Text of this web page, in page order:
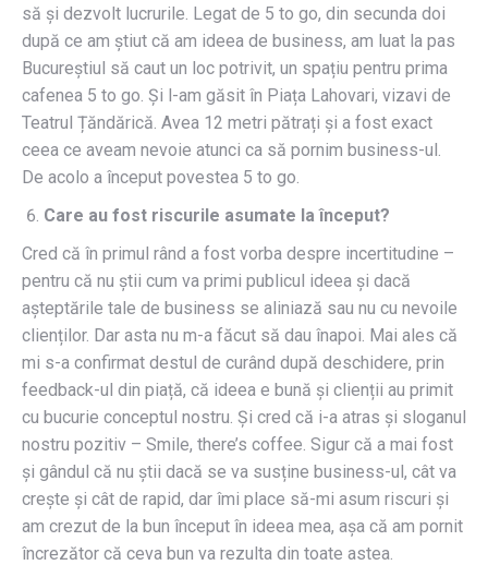
să și dezvolt lucrurile. Legat de 5 to go, din secunda doi
după ce am știut că am ideea de business, am luat la pas
Bucureștiul să caut un loc potrivit, un spațiu pentru prima
cafenea 5 to go. Și l-am găsit în Piața Lahovari, vizavi de
Teatrul Țăndărică. Avea 12 metri pătrați și a fost exact
ceea ce aveam nevoie atunci ca să pornim business-ul.
De acolo a început povestea 5 to go.
Care au fost riscurile asumate la început?
Cred că în primul rând a fost vorba despre incertitudine –
pentru că nu știi cum va primi publicul ideea și dacă
așteptările tale de business se aliniază sau nu cu nevoile
clienților. Dar asta nu m-a făcut să dau înapoi. Mai ales că
mi s-a confirmat destul de curând după deschidere, prin
feedback-ul din piață, că ideea e bună și clienții au primit
cu bucurie conceptul nostru. Și cred că i-a atras și sloganul
nostru pozitiv – Smile, there’s coffee. Sigur că a mai fost
și gândul că nu știi dacă se va susține business-ul, cât va
crește și cât de rapid, dar îmi place să-mi asum riscuri și
am crezut de la bun început în ideea mea, așa că am pornit
încrezător că ceva bun va rezulta din toate astea.